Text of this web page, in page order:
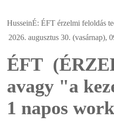
HusseinÉ: ÉFT érzelmi feloldás
2026. augusztus 30. (vasárnap),
ÉFT
avagy "a
1 napos